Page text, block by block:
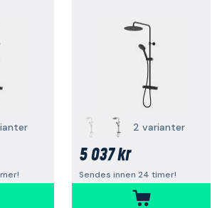
2 varianter
5 037 kr
Sendes innen 24 timer!